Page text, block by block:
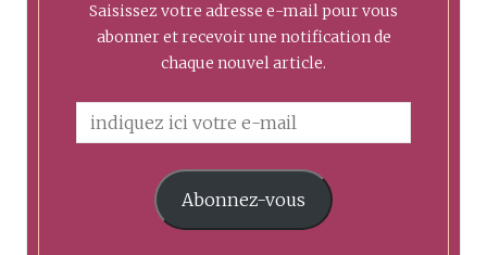
Saisissez votre adresse e-mail pour vous
abonner et recevoir une notification de
chaque nouvel article.
Abonnez-vous